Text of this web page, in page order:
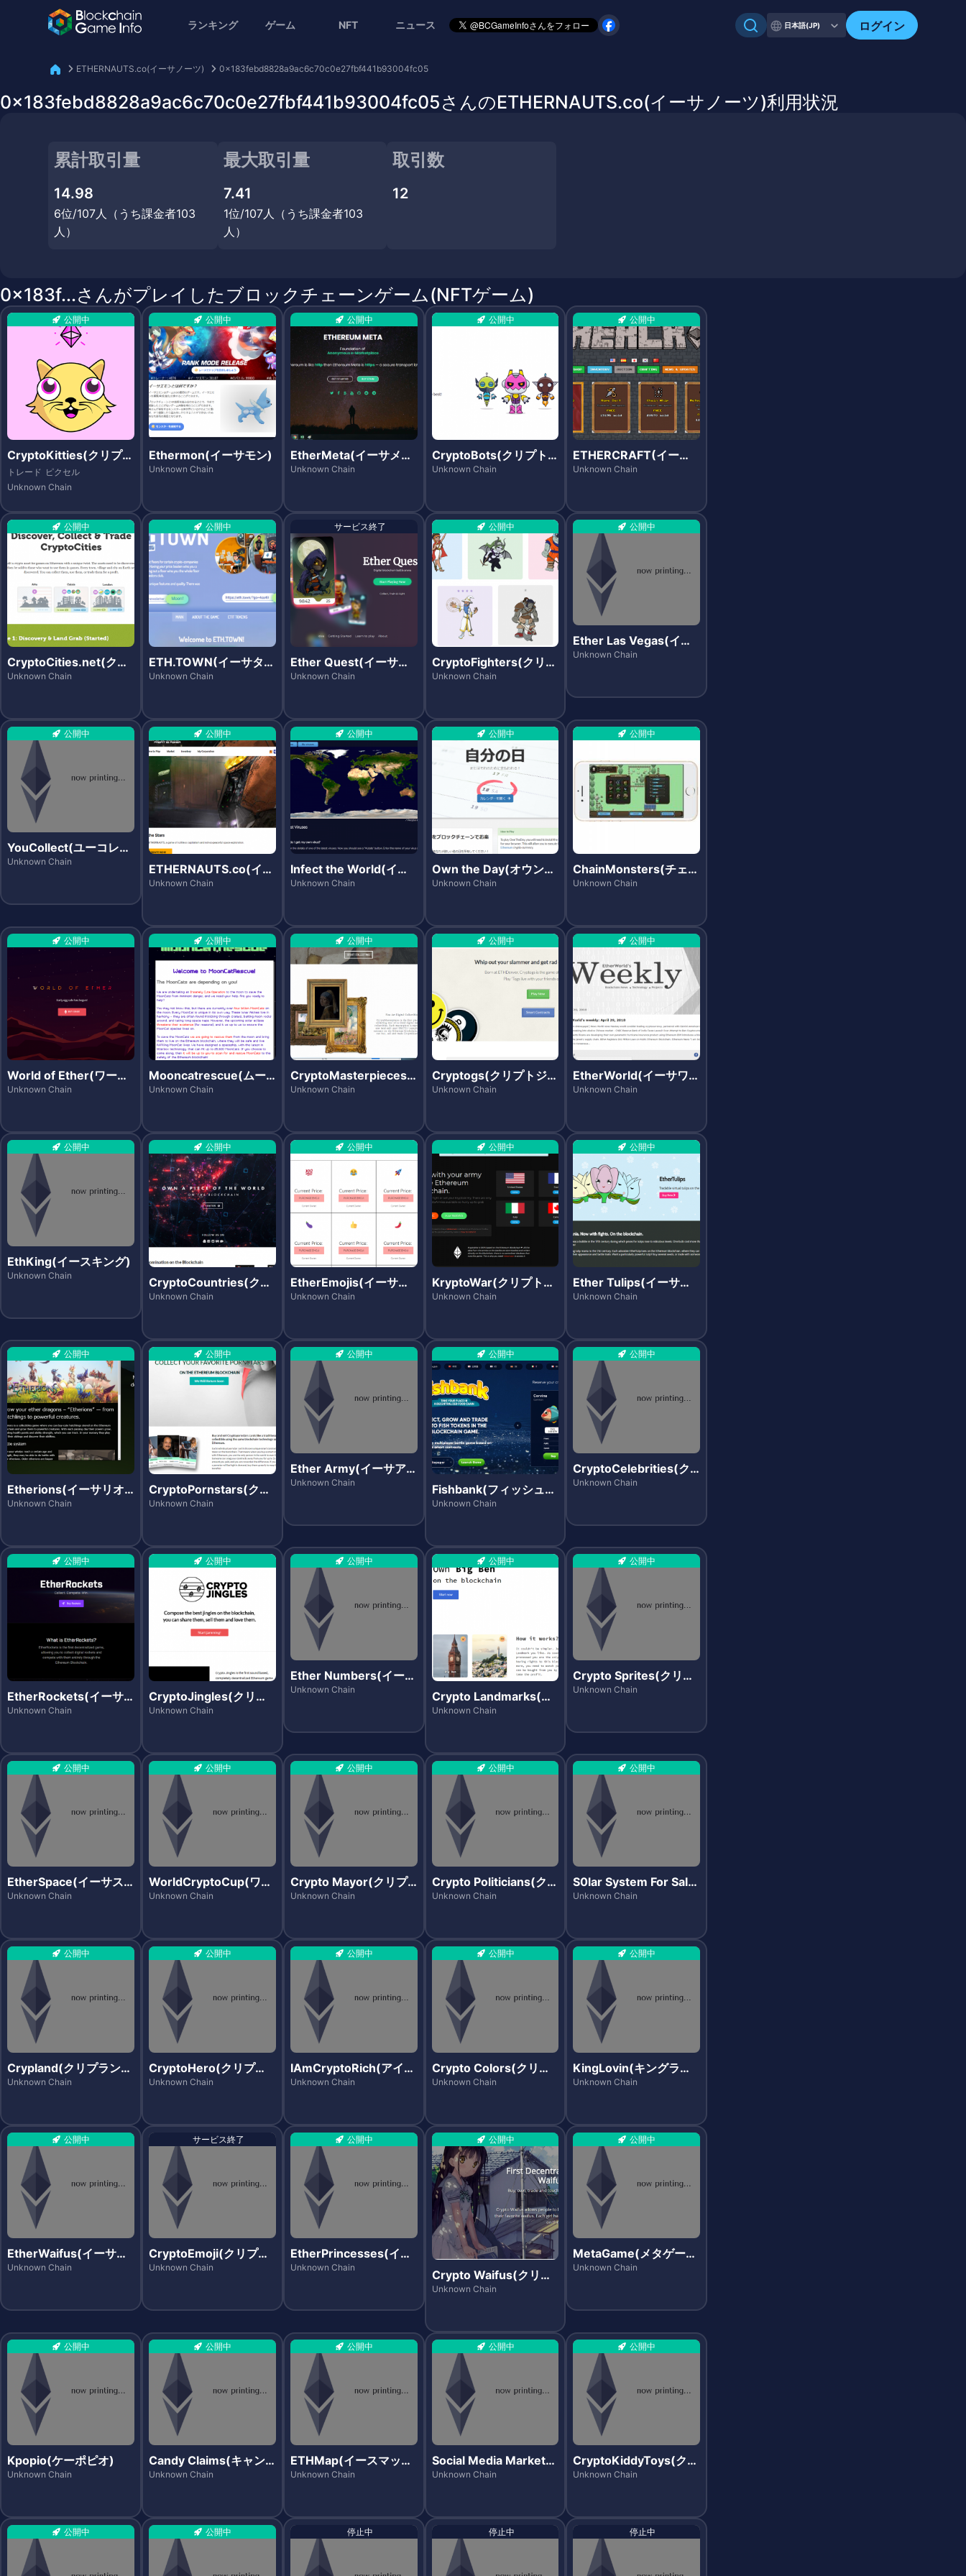
ランキング ゲーム NFT ニュース 日本語(JP) ログイン
自分のアセットを確認
ETHERNAUTS.co(イーサノーツ) 0x183febd8828a9ac6c70c0e27fbf441b93004fc05
0x183febd8828a9ac6c70c0e27fbf441b93004fc05さんのETHERNAUTS.co(イーサノーツ)利用状況
累計取引量
14.98
6位/107人（うち課金者103
人）
最大取引量
7.41
1位/107人（うち課金者103
人）
取引数
12
0x183f...さんがプレイしたブロックチェーンゲーム(NFTゲーム)
公開中
CryptoKitties(クリプト
キティーズ)
トレード ピクセル
Unknown Chain
公開中
Ethermon(イーサモン)
Unknown Chain
公開中
EtherMeta(イーサメ
タ)
Unknown Chain
公開中
CryptoBots(クリプト
ボッツ)
Unknown Chain
公開中
ETHERCRAFT(イーサ
クラフト)
Unknown Chain
公開中
CryptoCities.net(クリ
プトシティーズ)
Unknown Chain
公開中
ETH.TOWN(イーサタウ
ン)
Unknown Chain
サービス終了
Ether Quest(イーサク
エスト)
Unknown Chain
公開中
CryptoFighters(クリプ
トファイターズ)
Unknown Chain
公開中
Ether Las Vegas(イー
サラスベガス)
Unknown Chain
公開中
YouCollect(ユーコレク
ト)
Unknown Chain
公開中
ETHERNAUTS.co(イー
サノーツ)
Unknown Chain
公開中
Infect the World(イン
フェクト・ザ・ワール
Unknown Chain
公開中
Own the Day(オウン・
ザ・デイ)
Unknown Chain
公開中
ChainMonsters(チェー
ンモンスターズ)
Unknown Chain
公開中
World of Ether(ワール
ド・オブ・イーサ)
Unknown Chain
公開中
Mooncatrescue(ムー
ンキャットレスキュー)
Unknown Chain
公開中
CryptoMasterpieces
(クリプトマスターピー
Unknown Chain
公開中
Cryptogs(クリプトジー
エス)
Unknown Chain
公開中
EtherWorld(イーサワ
ールド)
Unknown Chain
公開中
EthKing(イースキング)
Unknown Chain
公開中
CryptoCountries(クリ
プトカントリーズ)
Unknown Chain
公開中
EtherEmojis(イーサエ
モジズ)
Unknown Chain
公開中
KryptoWar(クリプトウ
ォー)
Unknown Chain
公開中
Ether Tulips(イーサチ
ューリップス)
Unknown Chain
公開中
Etherions(イーサリオ
ンズ)
Unknown Chain
公開中
CryptoPornstars(クリ
プトポーンスターズ)
Unknown Chain
公開中
Ether Army(イーサア
ーミー)
Unknown Chain
公開中
Fishbank(フィッシュバ
ンク)
Unknown Chain
公開中
CryptoCelebrities(ク
リプトセレブリティー
Unknown Chain
公開中
EtherRockets(イーサ
ロケッツ)
Unknown Chain
公開中
CryptoJingles(クリプ
トジングルズ)
Unknown Chain
公開中
Ether Numbers(イーサ
ナンバーズ)
Unknown Chain
公開中
Crypto Landmarks(ク
リプトランドマークス)
Unknown Chain
公開中
Crypto Sprites(クリプ
トスプライツ)
Unknown Chain
公開中
EtherSpace(イーサス
ペース)
Unknown Chain
公開中
WorldCryptoCup(ワー
ルドクリプトカップ)
Unknown Chain
公開中
Crypto Mayor(クリプ
トメイヤー)
Unknown Chain
公開中
Crypto Politicians(クリ
プトポリティシャンズ)
Unknown Chain
公開中
S0lar System For Sale
(ソーラーシステムズフ
Unknown Chain
公開中
Crypland(クリプラン
ド)
Unknown Chain
公開中
CryptoHero(クリプト
ヒーロー)
Unknown Chain
公開中
IAmCryptoRich(アイア
ムクリプトリッチ)
Unknown Chain
公開中
Crypto Colors(クリプ
トカラーズ)
Unknown Chain
公開中
KingLovin(キングラビ
ン)
Unknown Chain
公開中
EtherWaifus(イーサワ
イフス)
Unknown Chain
サービス終了
CryptoEmoji(クリプト
エモジ)
Unknown Chain
公開中
EtherPrincesses(イー
サプリンセス)
Unknown Chain
公開中
Crypto Waifus(クリプ
トワイフス)
Unknown Chain
公開中
MetaGame(メタゲー
ム)
Unknown Chain
公開中
Kpopio(ケーポピオ)
Unknown Chain
公開中
Candy Claims(キャン
ディクレイムズ)
Unknown Chain
公開中
ETHMap(イースマッ
プ)
Unknown Chain
公開中
Social Media Market
(ソーシャルメディアマ
Unknown Chain
公開中
CryptoKiddyToys(クリ
プトキディトイズ)
Unknown Chain
公開中 公開中 停止中 停止中 停止中